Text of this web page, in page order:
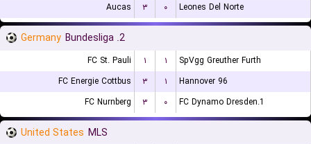
Aucas
۳ ۰ Leones Del Norte
Germany 2. Bundesliga
FC St. Pauli ۱ ۱
SpVgg Greuther Furth
FC Energie Cottbus
۳ ۱
Hannover 96
FC Nurnberg
۳ ۰ 1.FC Dynamo Dresden
United States MLS